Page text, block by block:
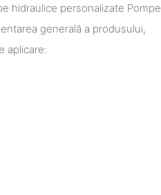
hidraulice personalizate Pompe
generală a produsului,
aplicare: